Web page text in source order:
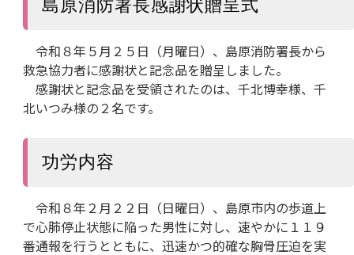
島原消防署長感謝状贈呈式
令和８年５月２５日（月曜日）、島原消防署長から
救急協力者に感謝状と記念品を贈呈しました。
感謝状と記念品を受領されたのは、千北博幸様、千
北いつみ様の２名です。
功労内容
令和８年２月２２日（日曜日）、島原市内の歩道上
で心肺停止状態に陥った男性に対し、速やかに１１９
番通報を行うとともに、迅速かつ的確な胸骨圧迫を実